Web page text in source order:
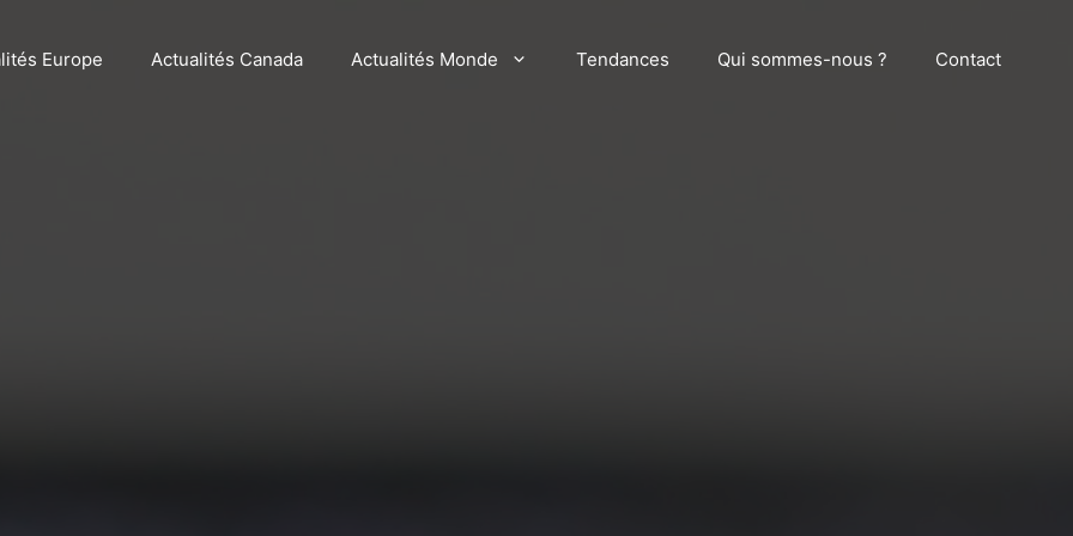
Europe Actualités Canada Actualités Monde Tendances Qui sommes-nous ? Contact